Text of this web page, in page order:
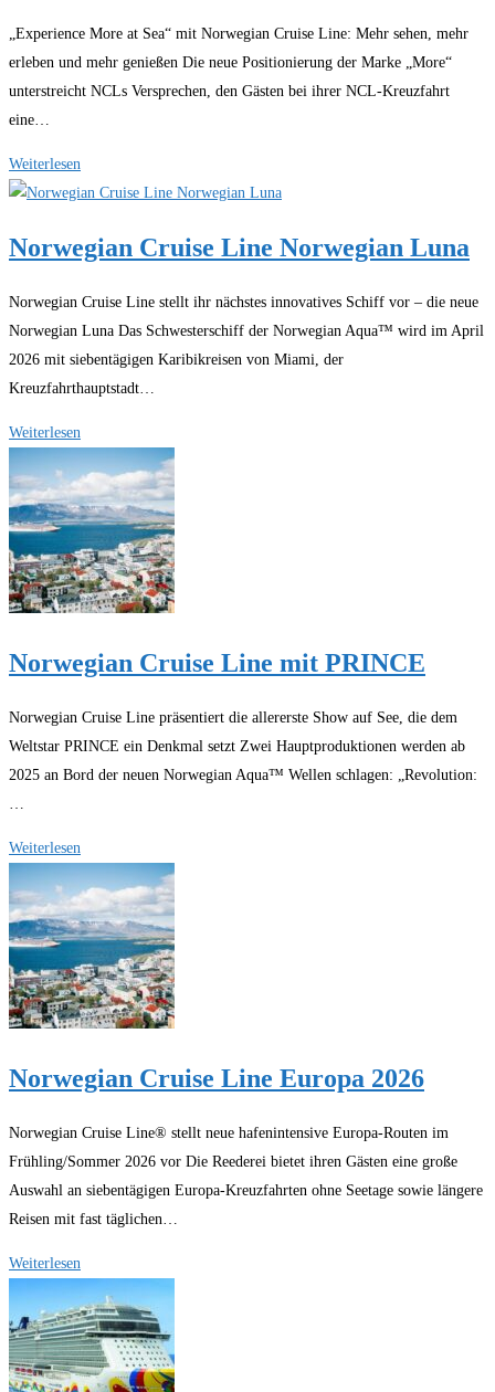
„Experience More at Sea“ mit Norwegian Cruise Line: Mehr sehen, mehr
erleben und mehr genießen Die neue Positionierung der Marke „More“
unterstreicht NCLs Versprechen, den Gästen bei ihrer NCL-Kreuzfahrt
eine…
Weiterlesen
Cruise
Experience
Norwegian Cruise Line Norwegian Luna
Norwegian Cruise Line stellt ihr nächstes innovatives Schiff vor – die neue
Norwegian Luna Das Schwesterschiff der Norwegian Aqua™ wird im April
2026 mit siebentägigen Karibikreisen von Miami, der
Kreuzfahrthauptstadt…
Weiterlesen
Cruise
Line
Norwegian
Luna
Norwegian Cruise Line mit PRINCE
Norwegian Cruise Line präsentiert die allererste Show auf See, die dem
Weltstar PRINCE ein Denkmal setzt Zwei Hauptproduktionen werden ab
2025 an Bord der neuen Norwegian Aqua™ Wellen schlagen: „Revolution:
…
Weiterlesen
Cruise
Line
mit
PRINCE
Norwegian Cruise Line Europa 2026
Norwegian Cruise Line® stellt neue hafenintensive Europa-Routen im
Frühling/Sommer 2026 vor Die Reederei bietet ihren Gästen eine große
Auswahl an siebentägigen Europa-Kreuzfahrten ohne Seetage sowie längere
Reisen mit fast täglichen…
Weiterlesen
Cruise
Line
Europa
2026